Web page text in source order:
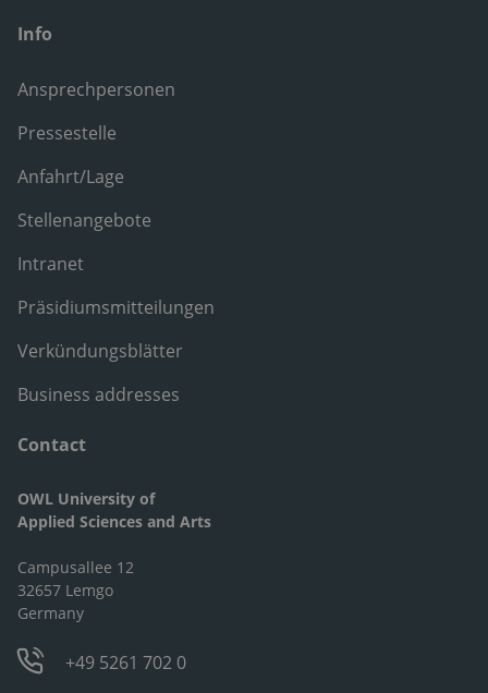
Info
Ansprechpersonen
Pressestelle
Anfahrt/Lage
Stellenangebote
Intranet
Präsidiumsmitteilungen
Verkündungsblätter
Business addresses
Contact
OWL University of
Applied Sciences and Arts
Campusallee 12
32657 Lemgo
Germany
+49 5261 702 0